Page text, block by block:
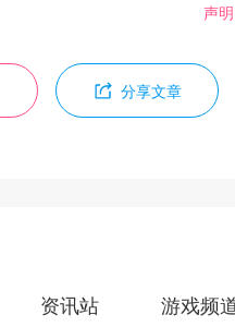
声
分享文章
资讯站 游戏频